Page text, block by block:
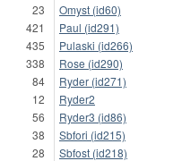
23
421
435
338
84
12
56
38
28
Omyst (id60)
Paul (id291)
Pulaski (id266)
Rose (id290)
Ryder (id271)
Ryder2
Ryder3 (id86)
Sbfori (id215)
Sbfost (id218)